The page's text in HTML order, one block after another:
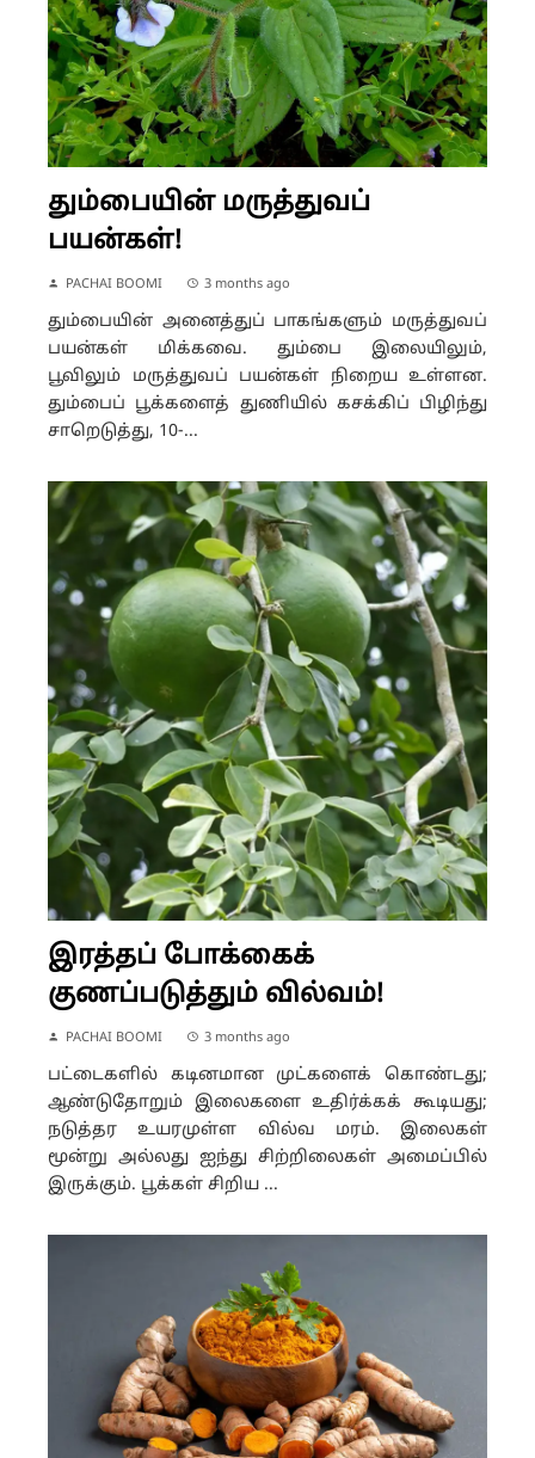
தும்பையின் மருத்துவப்
பயன்கள்!
PACHAI BOOMI 3 months ago
தும்பையின் அனைத்துப் பாகங்களும் மருத்துவப்
பயன்கள் மிக்கவை. தும்பை இலையிலும்,
பூவிலும் மருத்துவப் பயன்கள் நிறைய உள்ளன.
தும்பைப் பூக்களைத் துணியில் கசக்கிப் பிழிந்து
சாறெடுத்து, 10-...
இரத்தப் போக்கைக்
குணப்படுத்தும் வில்வம்!
PACHAI BOOMI 3 months ago
பட்டைகளில் கடினமான முட்களைக் கொண்டது;
ஆண்டுதோறும் இலைகளை உதிர்க்கக் கூடியது;
நடுத்தர உயரமுள்ள வில்வ மரம். இலைகள்
மூன்று அல்லது ஐந்து சிற்றிலைகள் அமைப்பில்
இருக்கும். பூக்கள் சிறிய ...